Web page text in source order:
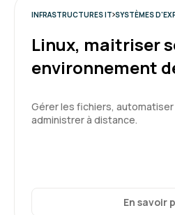
INFRASTRUCTURES IT SYSTÈMES
Linux, maitriser
environnement
Gérer les fichiers,
administrer à distance.
En savoir